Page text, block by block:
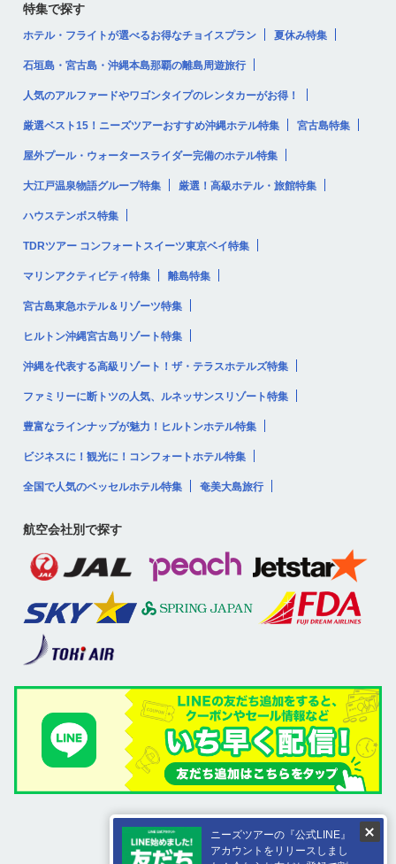
特集で探す
ホテル・フライトが選べるお得なチョイスプラン 夏休み特集
石垣島・宮古島・沖縄本島那覇の離島周遊旅行
人気のアルファードやワゴンタイプのレンタカーがお得！
厳選ベスト15！ニーズツアーおすすめ沖縄ホテル特集 宮古島特集
屋外プール・ウォータースライダー完備のホテル特集
大江戸温泉物語グループ特集 厳選！高級ホテル・旅館特集
ハウステンボス特集
TDRツアー コンフォートスイーツ東京ベイ特集
マリンアクティビティ特集 離島特集
宮古島東急ホテル＆リゾーツ特集
ヒルトン沖縄宮古島リゾート特集
沖縄を代表する高級リゾート！ザ・テラスホテルズ特集
ファミリーに断トツの人気、ルネッサンスリゾート特集
豊富なラインナップが魅力！ヒルトンホテル特集
ビジネスに！観光に！コンフォートホテル特集
全国で人気のベッセルホテル特集 奄美大島旅行
航空会社別で探す
ニーズツアーの『公式LINE』
アカウントをリリースしまし